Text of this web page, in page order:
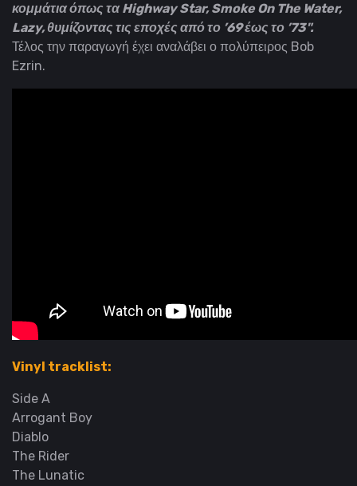
κομμάτια όπως τα Highway Star, Smoke On The Water,
Lazy, θυμίζοντας τις εποχές από το ’69 έως το ’73".
Τέλος την παραγωγή έχει αναλάβει ο πολύπειρος Bob
Ezrin.
Vinyl tracklist:
Side A
Arrogant Boy
Diablo
The Rider
The Lunatic